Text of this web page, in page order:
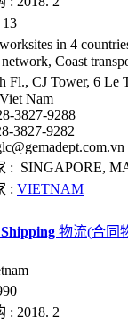
13
in 4
Coast
Fl., CJ Tower, 6 Le
Nam
3827-9288
3827-9282
: SINGAPORE,
: VIETNAM
物流(合同
: 2018. 2